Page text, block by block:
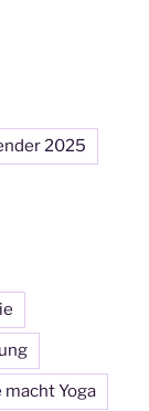
2025
macht Yoga